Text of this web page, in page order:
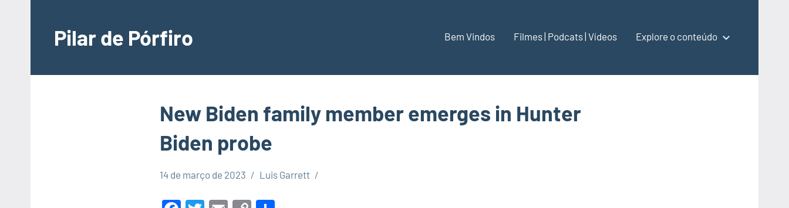
Pilar de Pórfiro Bem Vindos Filmes | Podcats | Vídeos Explore o conteúdo
New Biden family member emerges in Hunter
Biden probe
14 de março de 2023 Luis Garrett